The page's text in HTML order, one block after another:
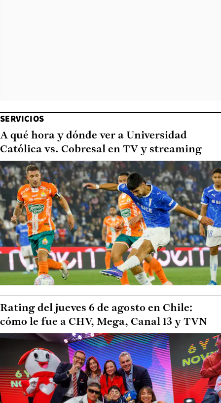
SERVICIOS
A qué hora y dónde ver a Universidad
Católica vs. Cobresal en TV y streaming
Rating del jueves 6 de agosto en Chile:
cómo le fue a CHV, Mega, Canal 13 y TVN